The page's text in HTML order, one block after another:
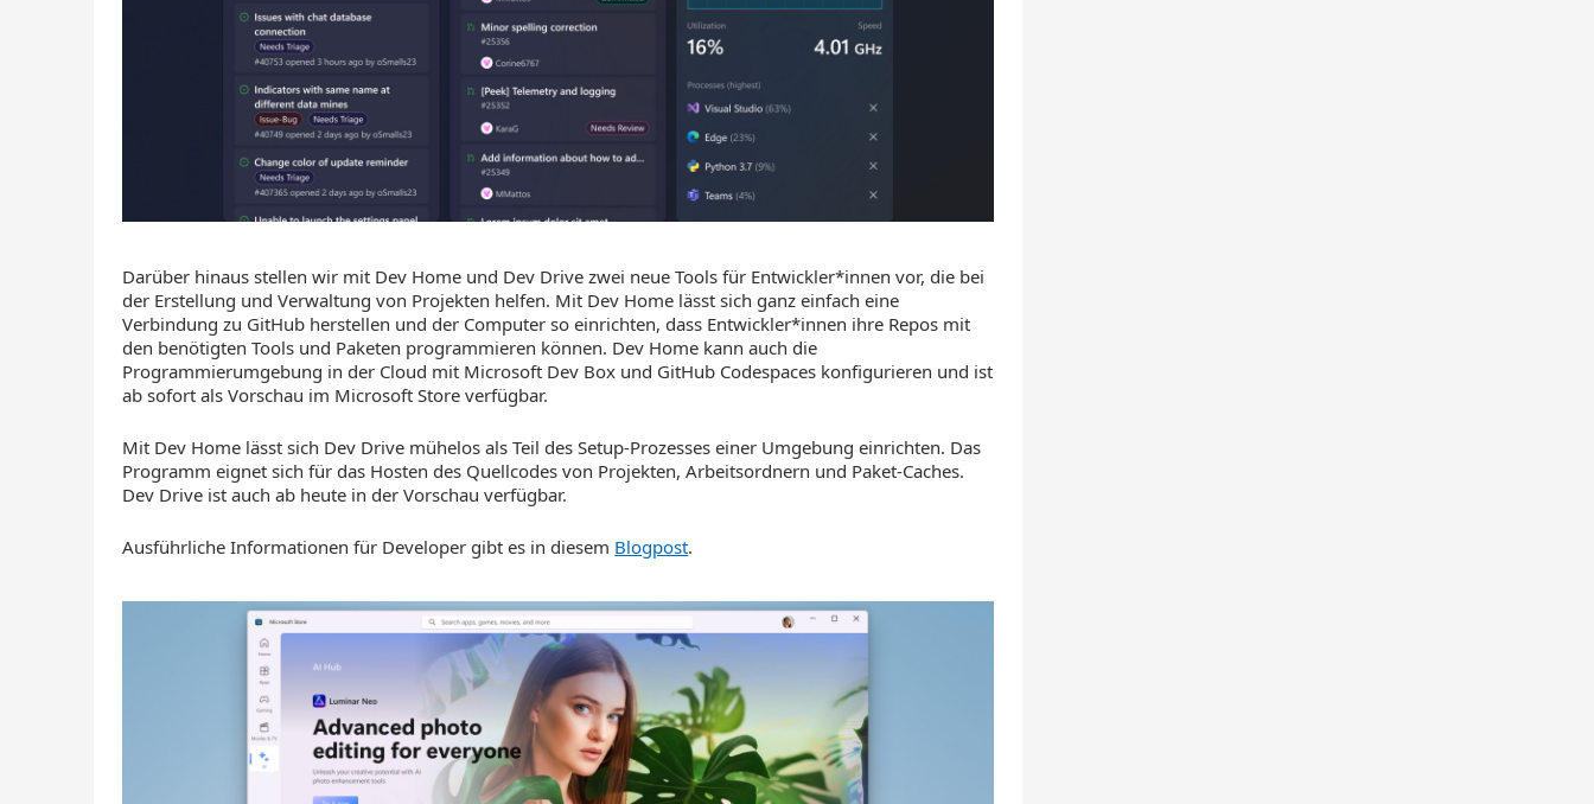
Darüber hinaus stellen wir mit Dev Home und Dev Drive zwei neue Tools für Entwickler*innen vor, die bei
der Erstellung und Verwaltung von Projekten helfen. Mit Dev Home lässt sich ganz einfach eine
Verbindung zu GitHub herstellen und der Computer so einrichten, dass Entwickler*innen ihre Repos mit
den benötigten Tools und Paketen programmieren können. Dev Home kann auch die
Programmierumgebung in der Cloud mit Microsoft Dev Box und GitHub Codespaces konfigurieren und ist
ab sofort als Vorschau im Microsoft Store verfügbar.
Mit Dev Home lässt sich Dev Drive mühelos als Teil des Setup-Prozesses einer Umgebung einrichten. Das
Programm eignet sich für das Hosten des Quellcodes von Projekten, Arbeitsordnern und Paket-Caches.
Dev Drive ist auch ab heute in der Vorschau verfügbar.
Ausführliche Informationen für Developer gibt es in diesem Blogpost.